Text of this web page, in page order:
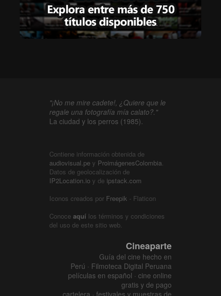
"¡No me mire cadete!, ¿Quiere que le
regale una fotografía mía calato?."
La ciudad y los perros (1985).
Contiene información obtenida de
audiovisual.pe y ProimágenesColombia.
Datos de geolocalización de
IP2Location.io y de ipstack.com
Iconos creados por Freepik - Flaticon
Conoce aquí los términos y condiciones
del uso de este sitio web.
Cineaparte
Guía del cine hecho en
Perú · Filmoteca Digital Peruana
películas en español · cine online
gratis y de pago